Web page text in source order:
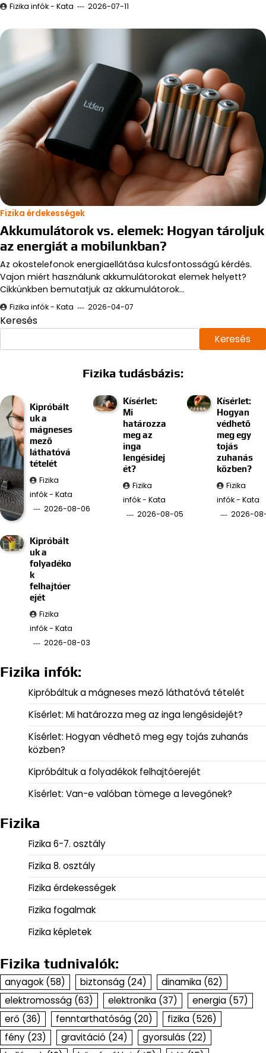
Fizika infók - Kata 2026-07-11
Fizika érdekességek
Akkumulátorok vs. elemek: Hogyan tároljuk
az energiát a mobilunkban?
Az okostelefonok energiaellátása kulcsfontosságú kérdés.
Vajon miért használunk akkumulátorokat elemek helyett?
Cikkünkben bemutatjuk az akkumulátorok…
Fizika infók - Kata 2026-04-07
Keresés
Keresés
Fizika tudásbázis:
Kipróbált
uk a
mágneses
mező
láthatóvá
tételét
Fizika
infók - Kata
2026-08-06
Kísérlet:
Mi
határozza
meg az
inga
lengésidej
ét?
Fizika
infók - Kata
2026-08-05
Kísérlet:
Hogyan
védhető
meg egy
tojás
zuhanás
közben?
Fizika
infók - Kata
2026-
Kipróbált
uk a
folyadéko
k
felhajtóer
ejét
Fizika
infók - Kata
2026-08-03
Fizika infók:
Kipróbáltuk a mágneses mező láthatóvá tételét
Kísérlet: Mi határozza meg az inga lengésidejét?
Kísérlet: Hogyan védhető meg egy tojás zuhanás
közben?
Kipróbáltuk a folyadékok felhajtóerejét
Kísérlet: Van-e valóban tömege a levegőnek?
Fizika
Fizika 6-7. osztály
Fizika 8. osztály
Fizika érdekességek
Fizika fogalmak
Fizika képletek
Fizika tudnivalók:
anyagok (58) biztonság (24) dinamika (62)
elektromosság (63) elektronika (37) energia (57)
erő (36) fenntarthatóság (20) fizika (526)
fény (23) gravitáció (24) gyorsulás (22)